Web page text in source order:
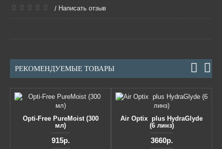
/ Написать отзыв
РЕКОМЕНДУЕМЫЕ ТОВАРЫ
Opti-Free PureMoist (300
мл)
915р.
Air Optix plus HydraGlyde
(6 линз)
3660р.